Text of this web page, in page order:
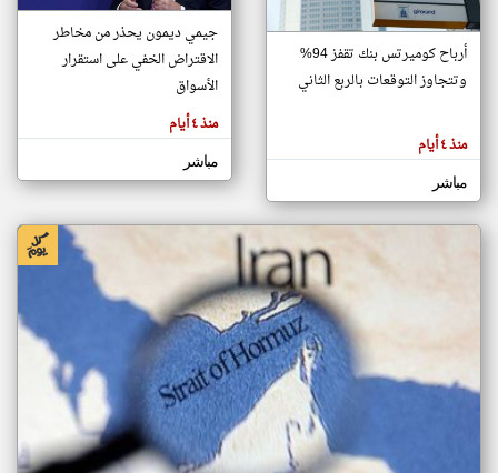
تغيير الدولة
مصادر الأخبار من سلطنة عُمان
اخبار سلطنة عُمان على مدار الساعة
أهم اخبار سلطنة عُمان العاجلة والمباشرة
هنا عن
وجهة
كاتبيها.
أرباح كوميرتس بنك تقفز 94%
وتتجاوز التوقعات بالربع الثاني
منذ ٤ أيام
مباشر
جيمي ديمون يحذر من مخاطر
الاقتراض الخفي على استقرار
الأسواق
منذ ٤ أيام
مباشر
klyoum.com